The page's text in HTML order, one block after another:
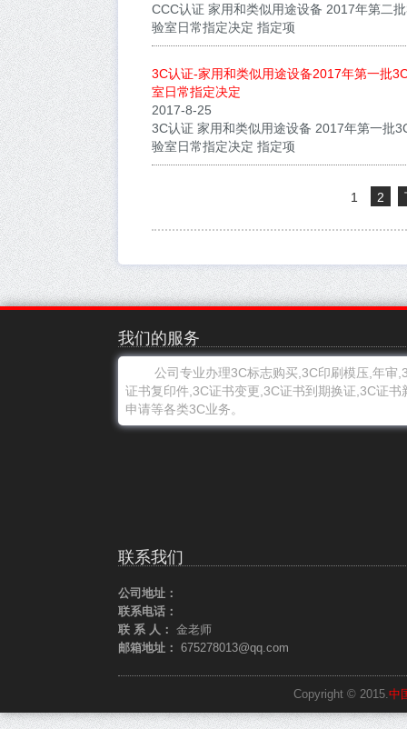
CCC认证 家用和类似用途设备 2017年第二
验室日常指定决定 指定项
3C认证-家用和类似用途设备2017年第一批
室日常指定决定
2017-8-25
3C认证 家用和类似用途设备 2017年第一批
验室日常指定决定 指定项
1 2
我们的服务
公司专业办理3C标志购买,3C印刷模压,年审
证书复印件,3C证书变更,3C证书到期换证,3C证书
申请等各类3C业务。
联系我们
公司地址：
联系电话：
联 系 人：
金老师
邮箱地址：
675278013@qq.com
Copyright © 2015. 中